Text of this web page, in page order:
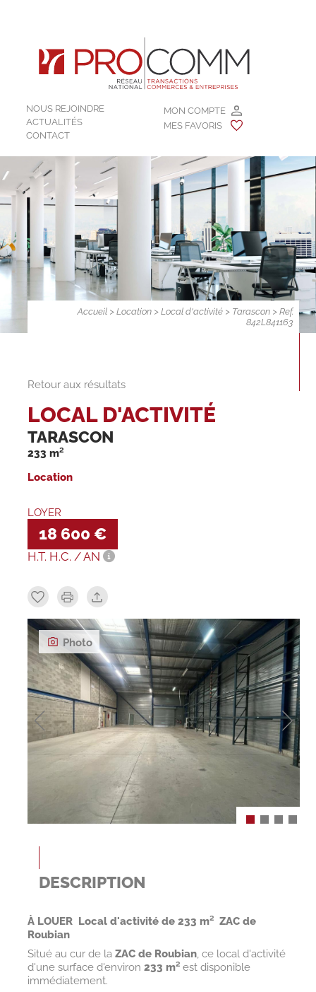
MON COMPTE
MES FAVORIS
NOUS REJOINDRE
ACTUALITÉS
CONTACT
Accueil >Location >Local d'activité > Tarascon > Ref.
842L841163
Retour aux résultats
Photo
DESCRIPTION
À LOUER  Local d'activité de 233 m²  ZAC de
Roubian
Situé au cur de la ZAC de Roubian, ce local d'activité
d'une surface d'environ 233 m²est disponible
immédiatement.
LOCAL D'ACTIVITÉ
TARASCON
233 m²
Location
LOYER
18 600 €
H.T. H.C. / AN